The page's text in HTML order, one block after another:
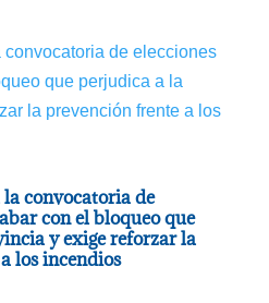
convocatoria de
con el bloqueo que
y exige reforzar la
los incendios